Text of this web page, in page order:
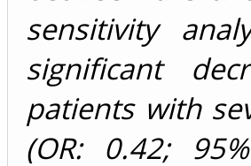
sensitivity
significant
patients with
(OR: 0.42;